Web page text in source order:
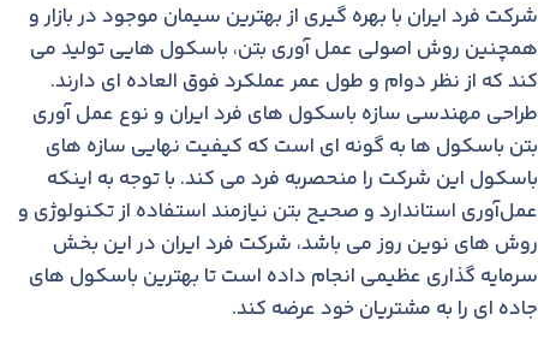
شرکت فرد ایران با بهره گیری از بهترین سیمان موجود در بازار و
همچنین روش اصولی عمل آوری بتن، باسکول هایی تولید می
کند که از نظر دوام و طول عمر عملکرد فوق العاده ای دارند.
طراحی مهندسی سازه باسکول های فرد ایران و نوع عمل آوری
بتن باسکول ها به گونه ای است که کیفیت نهایی سازه های
باسکول این شرکت را منحصربه فرد می کند. با توجه به اینکه
عمل‌آوری استاندارد و صحیح بتن نیازمند استفاده از تکنولوژی و
روش های نوین روز می باشد، شرکت فرد ایران در این بخش
سرمایه گذاری عظیمی انجام داده است تا بهترین باسکول های
جاده ای را به مشتریان خود عرضه کند.